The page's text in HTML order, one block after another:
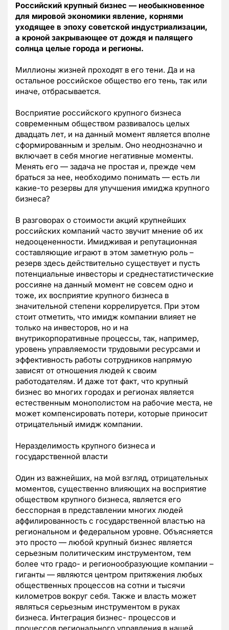
Российский крупный бизнес — необыкновенное
для мировой экономики явление, корнями
уходящее в эпоху советской индустриализации,
а кроной закрывающее от дождя и палящего
солнца целые города и регионы.
Миллионы жизней проходят в его тени. Да и на
остальное российское общество его тень, так или
иначе, отбрасывается.
Восприятие российского крупного бизнеса
современным обществом развивалось целых
двадцать лет, и на данный момент является вполне
сформированным и зрелым. Оно неоднозначно и
включает в себя многие негативные моменты.
Менять его — задача не простая и, прежде чем
браться за нее, необходимо понимать — есть ли
какие-то резервы для улучшения имиджа крупного
бизнеса?
В разговорах о стоимости акций крупнейших
российских компаний часто звучит мнение об их
недооцененности. Имидживая и репутационная
составляющие играют в этом заметную роль –
резерв здесь действительно существует и пусть
потенциальные инвесторы и среднестатистические
россияне на данный момент не совсем одно и
тоже, их восприятие крупного бизнеса в
значительной степени коррелируется. При этом
стоит отметить, что имидж компании влияет не
только на инвесторов, но и на
внутрикорпоративные процессы, так, например,
уровень управляемости трудовыми ресурсами и
эффективность работы сотрудников напрямую
зависят от отношения людей к своим
работодателям. И даже тот факт, что крупный
бизнес во многих городах и регионах является
естественным монополистом на рабочие места, не
может компенсировать потери, которые приносит
отрицательный имидж компании.
Неразделимость крупного бизнеса и
государственной власти
Один из важнейших, на мой взгляд, отрицательных
моментов, существенно влияющих на восприятие
обществом крупного бизнеса, является его
бесспорная в представлении многих людей
аффилированность с государственной властью на
региональном и федеральном уровне. Объясняется
это просто — любой крупный бизнес является
серьезным политическим инструментом, тем
более что градо- и регионообразующие компании –
гиганты — являются центром притяжения любых
общественных процессов на сотни и тысячи
километров вокруг себя. Также и власть может
являться серьезным инструментом в руках
бизнеса. Интеграция бизнес- процессов и